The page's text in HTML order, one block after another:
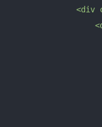
<div